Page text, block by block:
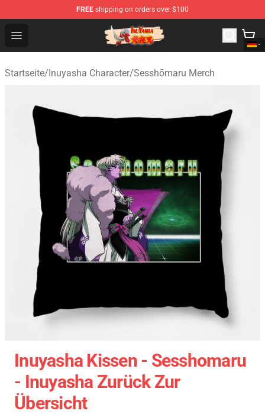
FREE shipping on orders over $100
Open menu
Inuyasha Store - Official Inuyasha Merchandise Shop
Startseite/Inuyasha Character/Sesshōmaru Merch
Inuyasha Kissen - Sesshomaru
- Inuyasha Zurück Zur
Übersicht